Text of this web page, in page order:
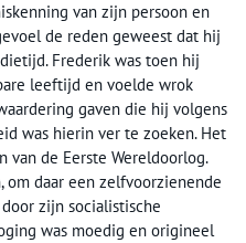
van zijn persoon en
de reden geweest dat hij
Frederik was toen hij
leeftijd en voelde wrok
gaven die hij volgens
was hierin ver te zoeken. Het
de Eerste Wereldoorlog.
om daar een zelfvoorzienende
zijn socialistische
was moedig en origineel